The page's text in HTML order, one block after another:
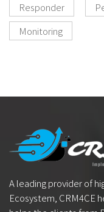
Responder
Monitoring
A leading provider of
Ecosystem, CRM4CE